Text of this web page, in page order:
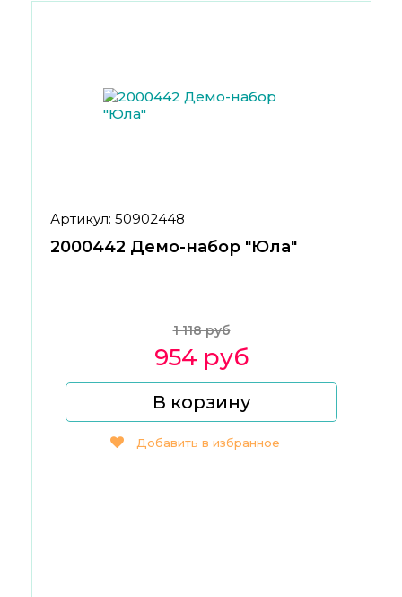
Артикул: 50902448
2000442 Демо-набор "Юла"
1 118 руб
954 руб
В корзину
Добавить в избранное